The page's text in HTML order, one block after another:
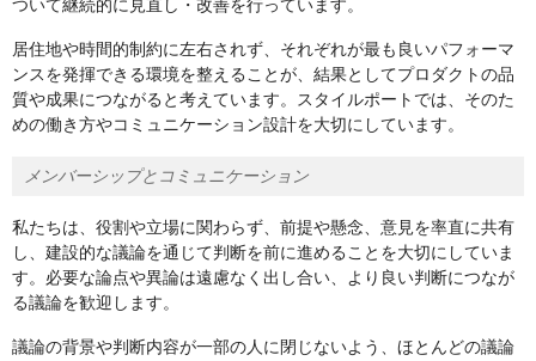
ついて継続的に見直し・改善を行っています。
居住地や時間的制約に左右されず、それぞれが最も良いパフォーマ
ンスを発揮できる環境を整えることが、結果としてプロダクトの品
質や成果につながると考えています。スタイルポートでは、そのた
めの働き方やコミュニケーション設計を大切にしています。
メンバーシップとコミュニケーション
私たちは、役割や立場に関わらず、前提や懸念、意見を率直に共有
し、建設的な議論を通じて判断を前に進めることを大切にしていま
す。必要な論点や異論は遠慮なく出し合い、より良い判断につなが
る議論を歓迎します。
議論の背景や判断内容が一部の人に閉じないよう、ほとんどの議論